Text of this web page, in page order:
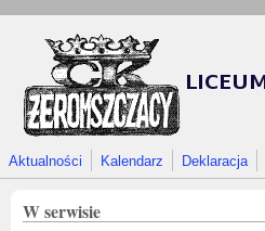
Aktualności Kalendarz Deklaracja
W serwisie